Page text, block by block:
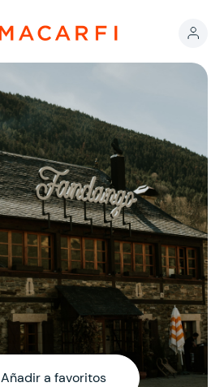
Añadir a favoritos